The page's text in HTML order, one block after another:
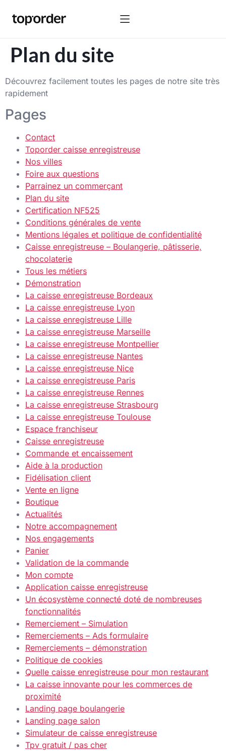
Plan du site
Découvrez facilement toutes les pages de notre site très
rapidement
Pages
Contact
Toporder caisse enregistreuse
Nos villes
Foire aux questions
Parrainez un commerçant
Plan du site
Certification NF525
Conditions générales de vente
Mentions légales et politique de confidentialité
Caisse enregistreuse – Boulangerie, pâtisserie,
chocolaterie
Tous les métiers
Démonstration
La caisse enregistreuse Bordeaux
La caisse enregistreuse Lyon
La caisse enregistreuse Lille
La caisse enregistreuse Marseille
La caisse enregistreuse Montpellier
La caisse enregistreuse Nantes
La caisse enregistreuse Nice
La caisse enregistreuse Paris
La caisse enregistreuse Rennes
La caisse enregistreuse Strasbourg
La caisse enregistreuse Toulouse
Espace franchiseur
Caisse enregistreuse
Commande et encaissement
Aide à la production
Fidélisation client
Vente en ligne
Boutique
Actualités
Notre accompagnement
Nos engagements
Panier
Validation de la commande
Mon compte
Application caisse enregistreuse
Un écosystème connecté doté de nombreuses
fonctionnalités
Remerciement – Simulation
Remerciements – Ads formulaire
Remerciements – démonstration
Politique de cookies
Quelle caisse enregistreuse pour mon restaurant
La caisse innovante pour les commerces de
proximité
Landing page boulangerie
Landing page salon
Simulateur de caisse enregistreuse
Tpv gratuit / pas cher